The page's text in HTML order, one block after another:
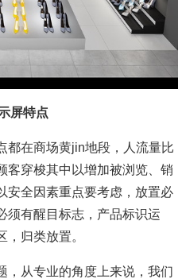
屏特点
在商场黄jin地段，人流量比
客穿梭其中以增加被浏览、销
安全因素重点要考虑，放置必
须有醒目标志，产品标识运
归类放置。
从专业的角度上来说，我们